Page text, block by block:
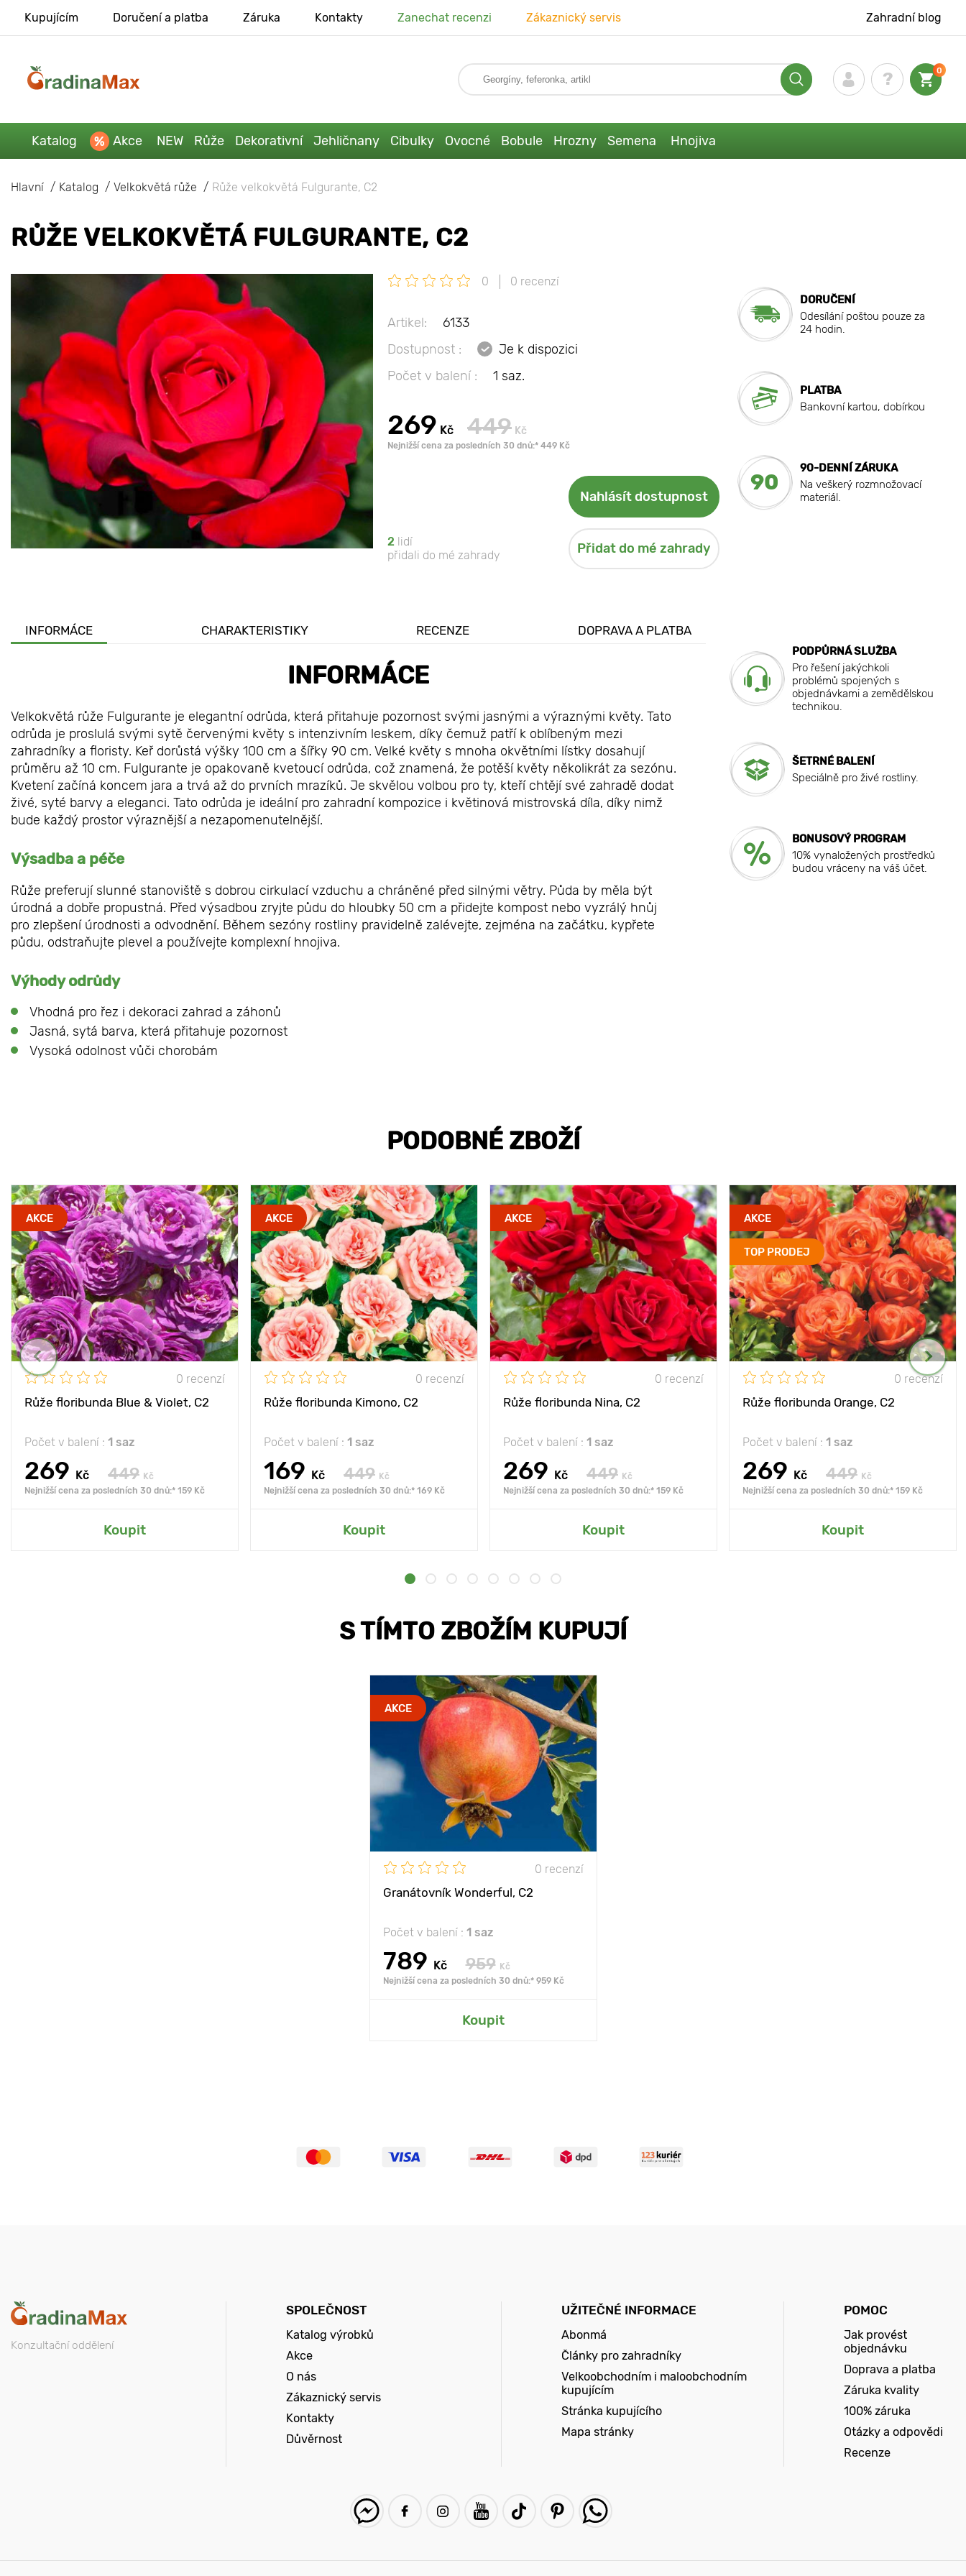
Kupujícím Doručení a platba Záruka Kontakty Zanechat recenzi Zákaznický servis Zahradní blog
0
Katalog Akce NEW Růže Dekorativní Jehličnany Cibulky Ovocné Bobule Hrozny Semena Hnojiva
Hlavní Katalog Velkokvětá růže Růže velkokvětá Fulgurante, C2
RŮŽE VELKOKVĚTÁ FULGURANTE, C2
0 0 recenzí
Artikel:
6133
Dostupnost :
Je k dispozici
Počet v balení :
1 saz.
269 Kč 449 Kč
Nejnižší cena za posledních 30 dnů:* 449 Kč
Nahlásít dostupnost
2 lidí
přidali do mé zahrady
Přidat do mé zahrady
DORUČENÍ
Odesílání poštou pouze za
24 hodin.
PLATBA
Bankovní kartou, dobírkou
90
90-DENNÍ ZÁRUKA
Na veškerý rozmnožovací
materiál.
INFORMÁCE CHARAKTERISTIKY RECENZE DOPRAVA A PLATBA
INFORMÁCE
Velkokvětá růže Fulgurante je elegantní odrůda, která přitahuje pozornost svými jasnými a výraznými květy. Tato
odrůda je proslulá svými sytě červenými květy s intenzivním leskem, díky čemuž patří k oblíbeným mezi
zahradníky a floristy. Keř dorůstá výšky 100 cm a šířky 90 cm. Velké květy s mnoha okvětními lístky dosahují
průměru až 10 cm. Fulgurante je opakovaně kvetoucí odrůda, což znamená, že potěší květy několikrát za sezónu.
Kvetení začíná koncem jara a trvá až do prvních mrazíků. Je skvělou volbou pro ty, kteří chtějí své zahradě dodat
živé, syté barvy a eleganci. Tato odrůda je ideální pro zahradní kompozice i květinová mistrovská díla, díky nimž
bude každý prostor výraznější a nezapomenutelnější.
Výsadba a péče
Růže preferují slunné stanoviště s dobrou cirkulací vzduchu a chráněné před silnými větry. Půda by měla být
úrodná a dobře propustná. Před výsadbou zryjte půdu do hloubky 50 cm a přidejte kompost nebo vyzrálý hnůj
pro zlepšení úrodnosti a odvodnění. Během sezóny rostliny pravidelně zalévejte, zejména na začátku, kypřete
půdu, odstraňujte plevel a používejte komplexní hnojiva.
Výhody odrůdy
Vhodná pro řez i dekoraci zahrad a záhonů
Jasná, sytá barva, která přitahuje pozornost
Vysoká odolnost vůči chorobám
PODPŮRNÁ SLUŽBA
Pro řešení jakýchkoli
problémů spojených s
objednávkami a zemědělskou
technikou.
ŠETRNÉ BALENÍ
Speciálně pro živé rostliny.
BONUSOVÝ PROGRAM
10% vynaložených prostředků
budou vráceny na váš účet.
PODOBNÉ ZBOŽÍ
AKCE
0 recenzí
Růže floribunda Blue & Violet, C2
Počet v balení : 1 saz
269 Kč 449 Kč
Nejnižší cena za posledních 30 dnů:* 159 Kč
Koupit
AKCE
0 recenzí
Růže floribunda Kimono, C2
Počet v balení : 1 saz
169 Kč 449 Kč
Nejnižší cena za posledních 30 dnů:* 169 Kč
Koupit
AKCE
0 recenzí
Růže floribunda Nina, C2
Počet v balení : 1 saz
269 Kč 449 Kč
Nejnižší cena za posledních 30 dnů:* 159 Kč
Koupit
AKCE
TOP PRODEJ
0 recenzí
Růže floribunda Orange, C2
Počet v balení : 1 saz
269 Kč 449 Kč
Nejnižší cena za posledních 30 dnů:* 159 Kč
Koupit
S TÍMTO ZBOŽÍM KUPUJÍ
AKCE
0 recenzí
Granátovník Wonderful, С2
Počet v balení : 1 saz
789 Kč 959
Kč
Nejnižší cena za posledních 30 dnů:* 959 Kč
Koupit
Konzultační oddělení
SPOLEČNOST
Katalog výrobků
Akce
O nás
Zákaznický servis
Kontakty
Důvěrnost
UŽITEČNÉ INFORMACE
Abonmá
Články pro zahradníky
Velkoobchodním i maloobchodním
kupujícím
Stránka kupujícího
Mapa stránky
POMOC
Jak provést
objednávku
Doprava a platba
Záruka kvality
100% záruka
Otázky a odpovědi
Recenze